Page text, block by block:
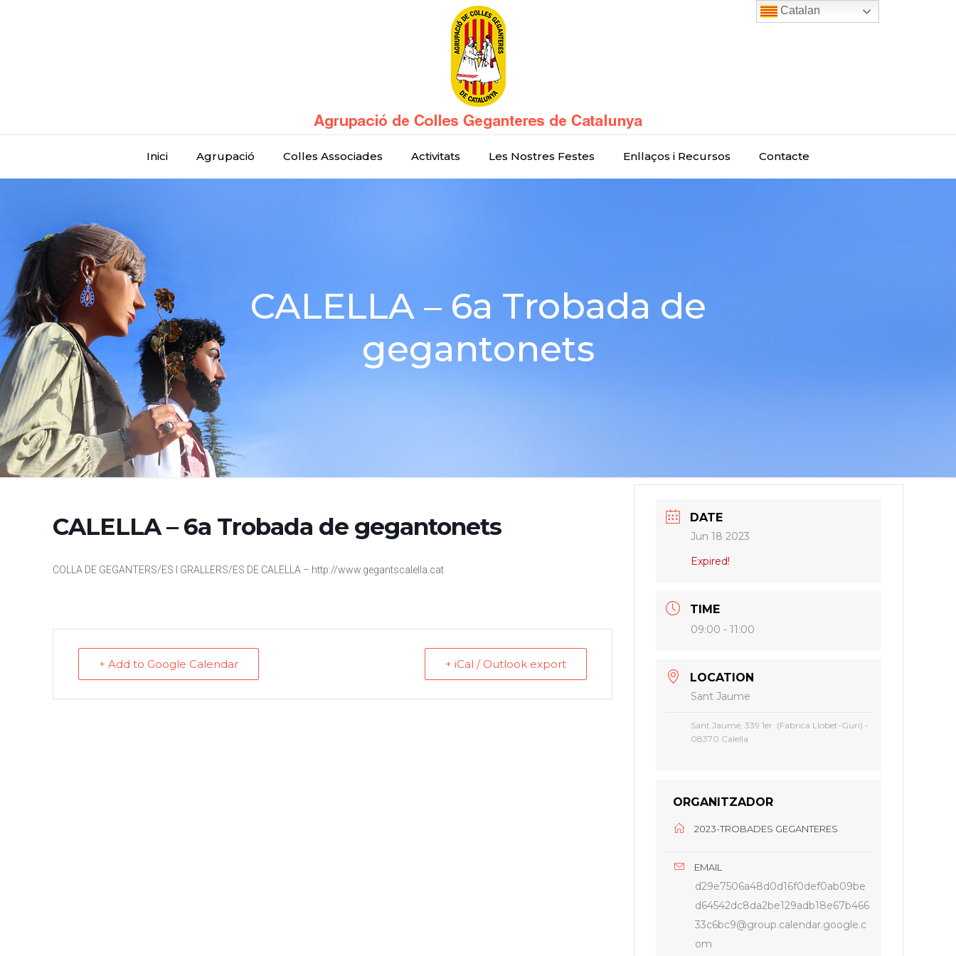
Inici Agrupació Colles Associades Activitats Les Nostres Festes Enllaços i Recursos Contacte
CALELLA – 6a Trobada de
gegantonets
CALELLA – 6a Trobada de gegantonets
COLLA DE GEGANTERS/ES I GRALLERS/ES DE CALELLA – http://www.gegantscalella.cat
+ Add to Google Calendar + iCal / Outlook export
DATE
Jun 18 2023
Expired!
TIME
09:00 - 11:00
LOCATION
Sant Jaume
Sant Jaume, 339 1er. (Fabrica Llobet-Guri) -
08370 Calella
ORGANITZADOR
2023-TROBADES GEGANTERES
EMAIL
d29e7506a48d0d16f0def0ab09be
d64542dc8da2be129adb18e67b466
33c6bc9@group.calendar.google.c
om
Catalan